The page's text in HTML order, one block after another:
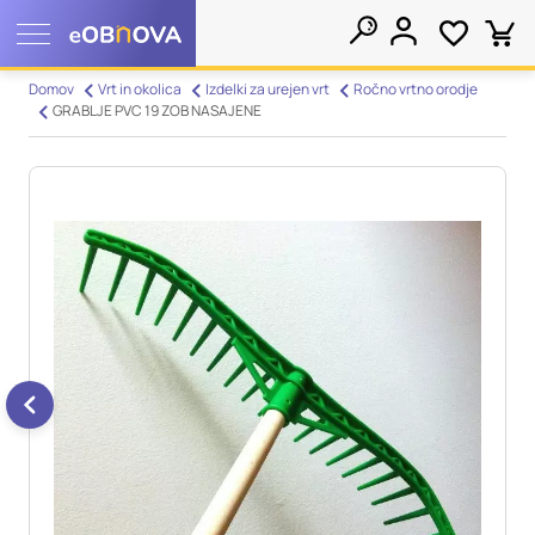
Domov Vrt in okolica Izdelki za urejen vrt
Ročno vrtno orodje
GRABLJE PVC 19 ZOB NASAJENE
Nastavitve piškotkov
pridobi informacije iz vašega brskalnika, večinoma v obliki
piškotkov. Te informacije se lahko navezujejo na vas, vaše
nastavitve, vašo napravo ali pa skrbijo, da vaše spletno mesto
deluje v skladu z vašimi pričakovanji. Te informacije običajno
ne razkrivajo neposredno vaše identitete, vendar vam lahko
zagotovijo bolj prilagojeno spletno uporabniško izkušnjo.
Nekatere vrste piškotkov lahko zavrnete. Klikajte različna
imena kategorij, da si ogledate več informacij in spremenite
privzete nastavitve. Blokiranje določenih vrst piškotkov vpliva
na vašo uporabo tega spletnega mesta in naše storitve.
informacij
Obvezni piškotki
Vedno aktivni